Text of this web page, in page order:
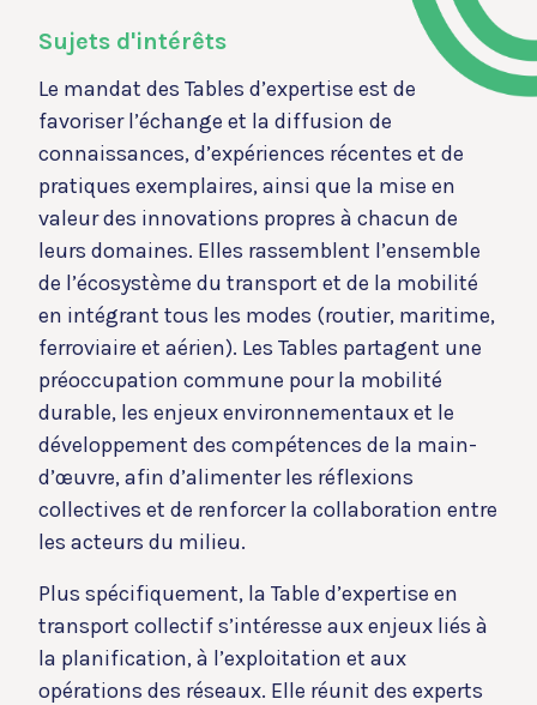
Sujets d'intérêts
Le mandat des Tables d’expertise est de
favoriser l’échange et la diffusion de
connaissances, d’expériences récentes et de
pratiques exemplaires, ainsi que la mise en
valeur des innovations propres à chacun de
leurs domaines. Elles rassemblent l’ensemble
de l’écosystème du transport et de la mobilité
en intégrant tous les modes (routier, maritime,
ferroviaire et aérien). Les Tables partagent une
préoccupation commune pour la mobilité
durable, les enjeux environnementaux et le
développement des compétences de la main-
d’œuvre, afin d’alimenter les réflexions
collectives et de renforcer la collaboration entre
les acteurs du milieu.
Plus spécifiquement, la Table d’expertise en
transport collectif s’intéresse aux enjeux liés à
la planification, à l’exploitation et aux
opérations des réseaux. Elle réunit des experts